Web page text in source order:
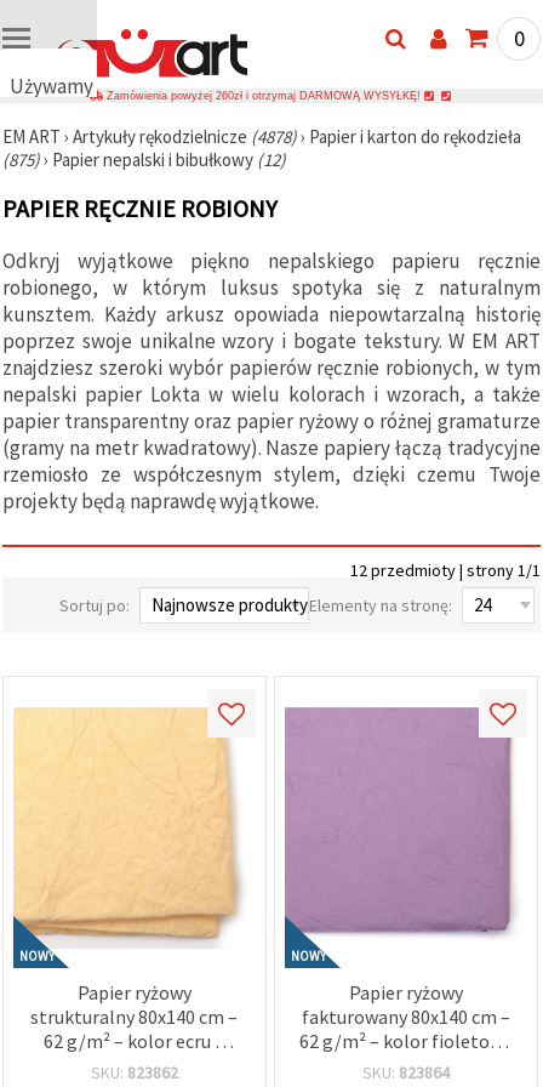
Używamy
cookie
🍪
plików
podobnych
technologii,
aby
zapewnić
prawidłowe
działanie
strony
internetowej,
poprawić
komfort
korzystania
z niej oraz,
za Państwa
zgodą,
ruch i
trafne treści
przy
analitycznych
używanie
wszystkich
plików
cookie,
klikając
wszystkie!"
wskazać
0
Zamówienia powyżej 260zł i otrzymaj DARMOWĄ WYSYŁKĘ!
EM ART › Artykuły rękodzielnicze (4878)› Papier i karton do rękodzieła
(875)› Papier nepalski i bibułkowy (12)
PAPIER RĘCZNIE ROBIONY
Odkryj wyjątkowe piękno nepalskiego papieru ręcznie
robionego, w którym luksus spotyka się z naturalnym
kunsztem. Każdy arkusz opowiada niepowtarzalną historię
poprzez swoje unikalne wzory i bogate tekstury. W EM ART
znajdziesz szeroki wybór papierów ręcznie robionych, w tym
nepalski papier Lokta w wielu kolorach i wzorach, a także
papier transparentny oraz papier ryżowy o różnej gramaturze
(gramy na metr kwadratowy). Nasze papiery łączą tradycyjne
rzemiosło ze współczesnym stylem, dzięki czemu Twoje
projekty będą naprawdę wyjątkowe.
12 przedmioty | strony 1/1
Sortuj po:
Elementy na stronę:
NOWY
Papier ryżowy
strukturalny 80x140 cm –
62 g/m² – kolor ecru –
idealny do decoupage,
SKU: 823862
NOWY
Papier ryżowy
fakturowany 80x140 cm –
62 g/m² – kolor fioletowy
– idealny do decoupage,
SKU: 823864